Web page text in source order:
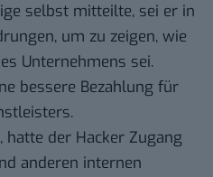
selbst mitteilte, sei er in
um zu zeigen, wie
Unternehmens sei.
bessere Bezahlung für
hatte der Hacker Zugang
anderen internen